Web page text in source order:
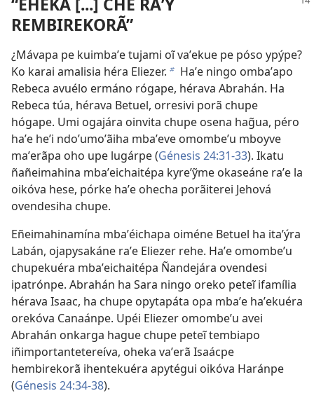
REMBIREKORÃ”
¿Mávapa pe kuimbaʼe tujami oĩ vaʼekue pe póso ypýpe?
Ko karai amalisia héra Eliezer. b Haʼe ningo ombaʼapo
Rebeca avuélo ermáno rógape, hérava Abrahán. Ha
Rebeca túa, hérava Betuel, orresivi porã chupe
hógape. Umi ogajára oinvita chupe osena hag̃ua, péro
haʼe heʼi ndoʼumoʼãiha mbaʼeve omombeʼu mboyve
maʼerãpa oho upe lugárpe (Génesis 24:31-33). Ikatu
ñañeimahina mbaʼeichaitépa kyreʼỹme okaseáne raʼe la
oikóva hese, pórke haʼe ohecha porãiterei Jehová
ovendesiha chupe.
Eñeimahinamína mbaʼéichapa oiméne Betuel ha itaʼýra
Labán, ojapysakáne raʼe Eliezer rehe. Haʼe omombeʼu
chupekuéra mbaʼeichaitépa Ñandejára ovendesi
ipatrónpe. Abrahán ha Sara ningo oreko peteĩ ifamília
hérava Isaac, ha chupe opytapáta opa mbaʼe haʼekuéra
orekóva Canaánpe. Upéi Eliezer omombeʼu avei
Abrahán onkarga hague chupe peteĩ tembiapo
iñimportantetereíva, oheka vaʼerã Isaácpe
hembirekorã ihentekuéra apytégui oikóva Haránpe
(Génesis 24:34-38).